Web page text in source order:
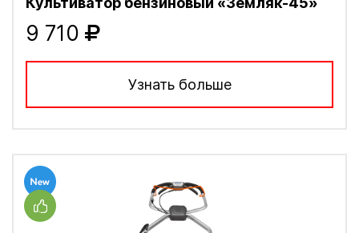
9 710
Узнать больше